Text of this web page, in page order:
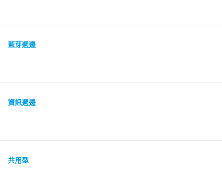
藍芽週邊
資訊週邊
共用型